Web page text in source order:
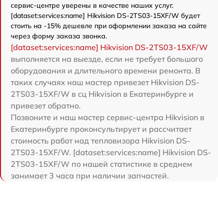
сервис-центре уверены в качестве наших услуг.
[dataset:services:name] Hikvision DS-2TS03-15XF/W будет
стоить на -15% дешевле при оформлении заказа на сайте
через форму заказа звонка.
[dataset:services:name] Hikvision DS-2TS03-15XF/W
выполняется на выезде, если не требует большого
оборудования и длительного времени ремонта. В
таких случаях наш мастер привезет Hikvision DS-
2TS03-15XF/W в сц Hikvision в Екатеринбурге и
привезет обратно.
Позвоните и наш мастер сервис-центра Hikvision в
Екатеринбурге проконсультирует и рассчитает
стоимость работ над тепловизора Hikvision DS-
2TS03-15XF/W. [dataset:services:name] Hikvision DS-
2TS03-15XF/W по нашей статистике в среднем
занимает 3 часа при наличии запчастей.